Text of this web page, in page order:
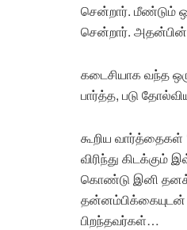
சென்றார். மீண்டும்
சென்றார். அதன்பின்
கடைசியாக வந்த
பார்த்த, படு
கூறிய வார்த்தைகள்
விரிந்து
கொண்டு இனி
பிறந்தவர்கள்…